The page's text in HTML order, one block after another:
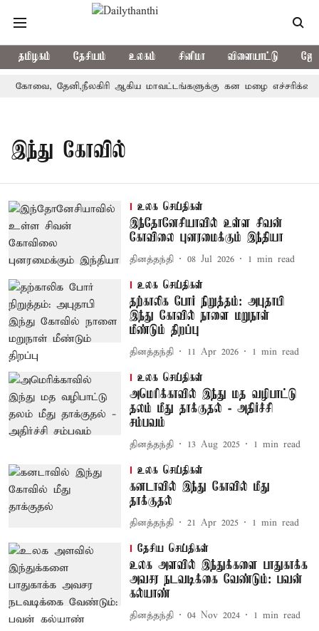
தமிழகம் தேசியம் உலகம் சினிமா விளையாட்டு
கோவை, தேனி,நீலகிரி ஆகிய மாவட்டங்களுக்கு கன மழை எச்சரிக்கை
இந்து கோவில்
உலக செய்திகள்
இந்தோனேசியாவில் உள்ள சிவன்
கோவிலை புனரமைக்கும் இந்தியா
தினத்தந்தி 08 Jul 2026 1 min read
உலக செய்திகள்
தற்காலிக போர் நிறுத்தம்: அபுதாபி
இந்து கோவில் நாளை மறுநாள்
மீண்டும் திறப்பு
தினத்தந்தி 11 Apr 2026 1 min read
உலக செய்திகள்
அமெரிக்காவில் இந்து மத வழிபாட்டு
தலம் மீது தாக்குதல் - அதிர்ச்சி
சம்பவம்
தினத்தந்தி 13 Aug 2025 1 min read
உலக செய்திகள்
கனடாவில் இந்து கோவில் மீது
தாக்குதல்
தினத்தந்தி 21 Apr 2025 1 min read
தேசிய செய்திகள்
உலக அளவில் இந்துக்களை பாதுகாக்க
அவசர நடவடிக்கை வேண்டும்: பவன்
கல்யாண்
தினத்தந்தி 04 Nov 2024 1 min read